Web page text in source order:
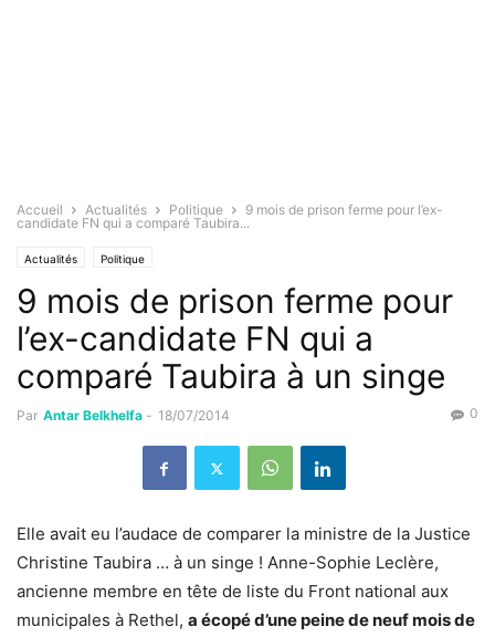
Accueil Actualités Politique
9 mois de prison ferme pour l’ex-
candidate FN qui a comparé Taubira...
Actualités Politique
9 mois de prison ferme pour
l’ex-candidate FN qui a
comparé Taubira à un singe
Par Antar Belkhelfa - 18/07/2014 0
Elle avait eu l’audace de comparer la ministre de la Justice
Christine Taubira … à un singe ! Anne-Sophie Leclère,
ancienne membre en tête de liste du Front national aux
municipales à Rethel, a écopé d’une peine de neuf mois de